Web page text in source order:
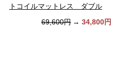
トコイルマットレス ダブル
69,600円 → 34,800円